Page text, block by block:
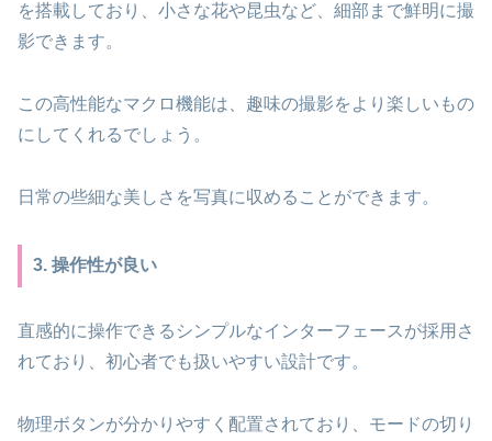
を搭載しており、小さな花や昆虫など、細部まで鮮明に撮
影できます。
この高性能なマクロ機能は、趣味の撮影をより楽しいもの
にしてくれるでしょう。
日常の些細な美しさを写真に収めることができます。
3. 操作性が良い
直感的に操作できるシンプルなインターフェースが採用さ
れており、初心者でも扱いやすい設計です。
物理ボタンが分かりやすく配置されており、モードの切り